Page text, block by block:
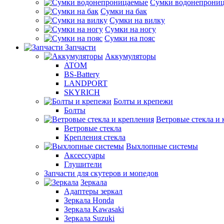
Сумки
Сумки на бак
Сумки на вилку
Сумки на ногу
Сумки на пояс
Запчасти
Аккумуляторы
ATOM
BS-Battery
LANDPORT
SKYRICH
Болты и крепежи
Болты
Ветровые стекла и
Ветровые стекла
Крепления стекла
Выхлопные системы
Аксессуары
Глушители
Запчасти для скутеров и мопедов
Зеркала
Адаптеры зеркал
Зеркала Honda
Зеркала Kawasaki
Зеркала Suzuki